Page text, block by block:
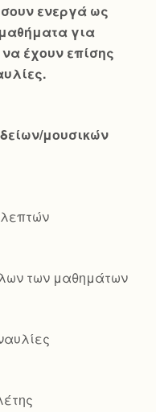
ενεργά ως
για
έχουν επίσης
μουσικών
των μαθημάτων